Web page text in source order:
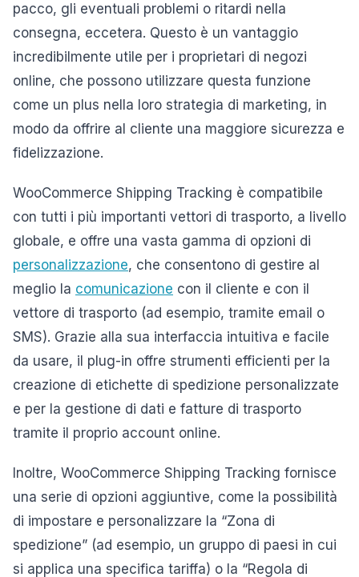
pacco, gli eventuali problemi o ritardi nella
consegna, eccetera. Questo è un vantaggio
incredibilmente utile per i proprietari di negozi
online, che possono utilizzare questa funzione
come un plus nella loro strategia di marketing, in
modo da offrire al cliente una maggiore sicurezza e
fidelizzazione.
WooCommerce Shipping Tracking è compatibile
con tutti i più importanti vettori di trasporto, a livello
globale, e offre una vasta gamma di opzioni di
personalizzazione, che consentono di gestire al
meglio la comunicazione con il cliente e con il
vettore di trasporto (ad esempio, tramite email o
SMS). Grazie alla sua interfaccia intuitiva e facile
da usare, il plug-in offre strumenti efficienti per la
creazione di etichette di spedizione personalizzate
e per la gestione di dati e fatture di trasporto
tramite il proprio account online.
Inoltre, WooCommerce Shipping Tracking fornisce
una serie di opzioni aggiuntive, come la possibilità
di impostare e personalizzare la “Zona di
spedizione” (ad esempio, un gruppo di paesi in cui
si applica una specifica tariffa) o la “Regola di